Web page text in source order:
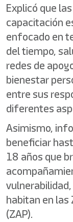
Explicó que
capacitación
enfocado en
del tiempo,
redes de
bienestar
entre sus
diferentes
Asimismo,
beneficiar
18 años que
habitan en las
(ZAP).